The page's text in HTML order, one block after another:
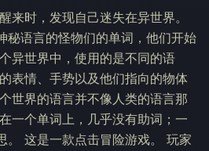
来时，发现自己迷失在异世界。
秘语言的怪物们的单词，他们开始
异世界中，使用的是不同的语
表情、手势以及他们指向的物体
世界的语言并不像人类的语言那
一个单词上，几乎没有助词；一
。 这是一款点击冒险游戏。 玩家